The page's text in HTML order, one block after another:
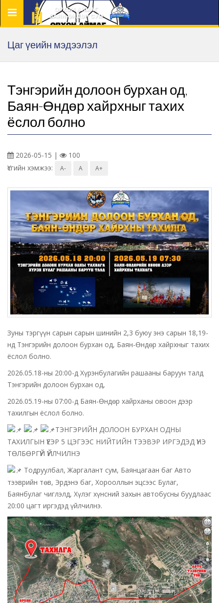
Цэс
Цаг үеийн мэдээлэл
Тэнгэрийн долоон бурхан од,
Баян-Өндөр хайрхныг тахих
ёслол болно
2026-05-15 |
100
Үсгийн хэмжээ:
A- A A+
Зуны тэргүүн сарын сарын шинийн 2,3 буюу энэ сарын 18,19-
нд Тэнгэрийн долоон бурхан од, Баян-Өндөр хайрхныг тахих
ёслол болно.
2026.05.18-ны 20:00-д Хүрэнбулагийн рашааны баруун талд
Тэнгэрийн долоон бурхан од,
2026.05.19-ны 07:00-д Баян-Өндөр хайрханы овоон дээр
тахилгын ёслол болно.
ТЭНГЭРИЙН ДОЛООН БУРХАН ОДНЫ
ТАХИЛГЫН ҮЕЭР 5 ЦЭГЭЭС НИЙТИЙН ТЭЭВЭР ИРГЭДЭД ҮНЭ
ТӨЛБӨРГҮЙ ҮЙЛЧИЛНЭ
Тодруулбал, Жаргалант сум, Баянцагаан баг Авто
тээврийн төв, Эрдэнэ баг, Хорооллын эцсээс Булаг,
Баянбулаг чиглэлд, Хүлэг хүнсний захын автобусны буудлаас
20:00 цагт иргэдэд үйлчилнэ.